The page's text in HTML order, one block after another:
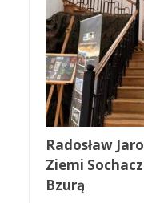
Radosław
Ziemi
Bzurą